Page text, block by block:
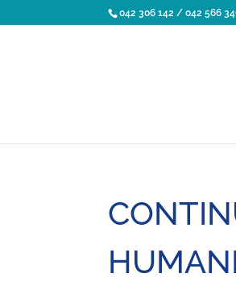
042 306 142 / 042 566